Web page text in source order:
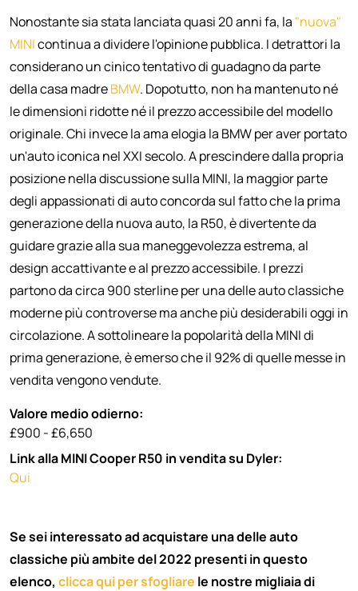
Nonostante sia stata lanciata quasi 20 anni fa, la "nuova"
MINIcontinua a dividere l'opinione pubblica. I detrattori la
considerano un cinico tentativo di guadagno da parte
della casa madreBMW. Dopotutto, non ha mantenuto né
le dimensioni ridotte né il prezzo accessibile del modello
originale. Chi invece la ama elogia la BMW per aver portato
un'auto iconica nel XXI secolo. A prescindere dalla propria
posizione nella discussione sulla MINI, la maggior parte
degli appassionati di auto concorda sul fatto che la prima
generazione della nuova auto, la R50, è divertente da
guidare grazie alla sua maneggevolezza estrema, al
design accattivante e al prezzo accessibile. I prezzi
partono da circa 900 sterline per una delle auto classiche
moderne più controverse ma anche più desiderabili oggi in
circolazione. A sottolineare la popolarità della MINI di
prima generazione, è emerso che il 92% di quelle messe in
vendita vengono vendute.
Valore medio odierno:
£900 - £6,650
Link alla MINI Cooper R50 in vendita su Dyler:
Qui
Se sei interessato ad acquistare una delle auto
classiche più ambite del 2022 presenti in questo
elenco, clicca qui per sfogliare le nostre migliaia di